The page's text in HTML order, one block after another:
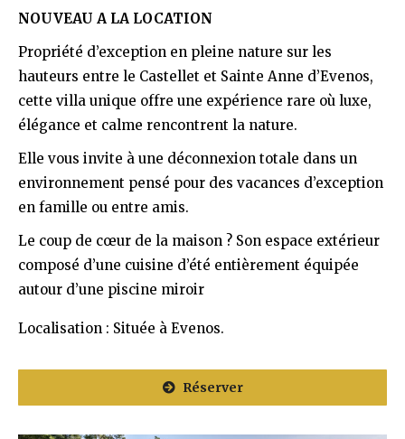
NOUVEAU A LA LOCATION
Propriété d’exception en pleine nature sur les
hauteurs entre le Castellet et Sainte Anne d’Evenos,
cette villa unique offre une expérience rare où luxe,
élégance et calme rencontrent la nature.
Elle vous invite à une déconnexion totale dans un
environnement pensé pour des vacances d’exception
en famille ou entre amis.
Le coup de cœur de la maison ? Son espace extérieur
composé d’une cuisine d’été entièrement équipée
autour d’une piscine miroir
Localisation : Située à Evenos.
Réserver